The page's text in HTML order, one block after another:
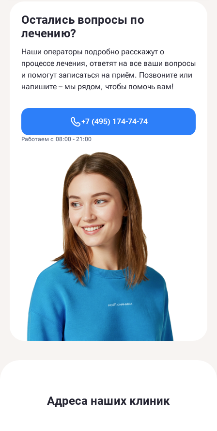
Остались вопросы по
лечению?
Наши операторы подробно расскажут о
процессе лечения, ответят на все ваши вопросы
и помогут записаться на приём. Позвоните или
напишите – мы рядом, чтобы помочь вам!
+7 (495) 174-74-74
Работаем с 08:00 - 21:00
Адреса наших клиник